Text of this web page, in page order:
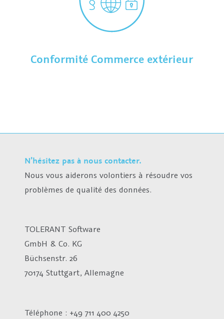
Conformité Commerce extérieur
N’hésitez pas à nous contacter.
Nous vous aiderons volontiers à résoudre vos
problèmes de qualité des données.
TOLERANT Software
GmbH & Co. KG
Büchsenstr. 26
70174 Stuttgart, Allemagne
Téléphone : +49 711 400 4250